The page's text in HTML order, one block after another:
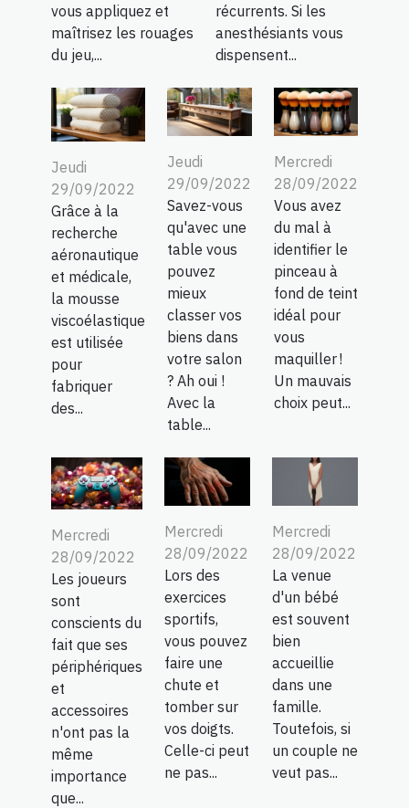
vous appliquez et
maîtrisez les rouages
du jeu,...
récurrents. Si les
anesthésiants vous
dispensent...
Jeudi
29/09/2022
Grâce à la
recherche
aéronautique
et médicale,
la mousse
viscoélastique
est utilisée
pour
fabriquer
des...
Jeudi
29/09/2022
Savez-vous
qu'avec une
table vous
pouvez
mieux
classer vos
biens dans
votre salon
? Ah oui !
Avec la
table...
Mercredi
28/09/2022
Vous avez
du mal à
identifier le
pinceau à
fond de teint
idéal pour
vous
maquiller !
Un mauvais
choix peut...
Mercredi
28/09/2022
Les joueurs
sont
conscients du
fait que ses
périphériques
et
accessoires
n'ont pas la
même
importance
que...
Mercredi
28/09/2022
Lors des
exercices
sportifs,
vous pouvez
faire une
chute et
tomber sur
vos doigts.
Celle-ci peut
ne pas...
Mercredi
28/09/2022
La venue
d'un bébé
est souvent
bien
accueillie
dans une
famille.
Toutefois, si
un couple ne
veut pas...